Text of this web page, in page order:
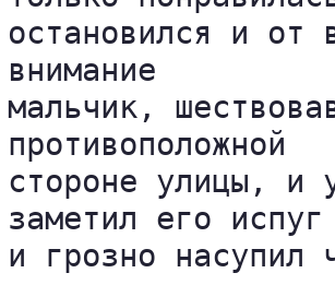
остановился и от
внимание
мальчик,
противоположной
стороне улицы, и
заметил его испуг
и грозно насупил